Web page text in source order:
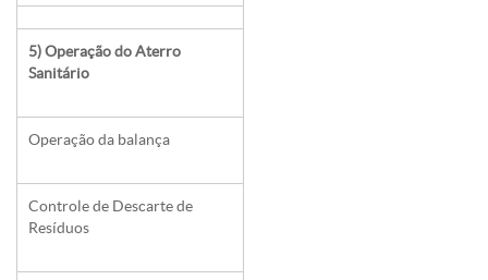
5) Operação do Aterro
Sanitário
Operação da balança
Controle de Descarte de
Resíduos